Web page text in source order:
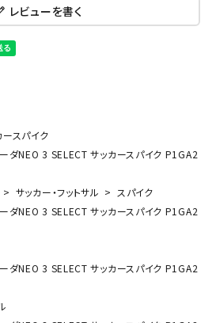
レビューを書く
ースパイク
ダNEO 3 SELECT サッカースパイク P1GA2
サッカー・フットサル
スパイク
ダNEO 3 SELECT サッカースパイク P1GA2
ダNEO 3 SELECT サッカースパイク P1GA2